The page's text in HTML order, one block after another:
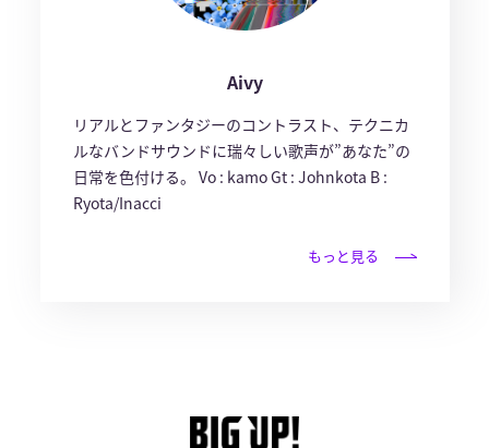
Aivy
リアルとファンタジーのコントラスト、テクニカ
ルなバンドサウンドに瑞々しい歌声が”あなた”の
日常を色付ける。 Vo : kamo Gt : Johnkota B :
Ryota/Inacci
もっと見る